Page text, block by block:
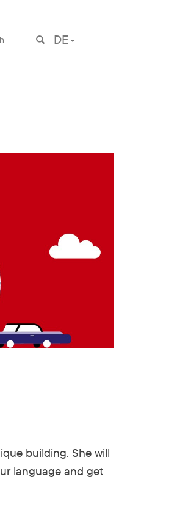
DE
building. She will
language and get